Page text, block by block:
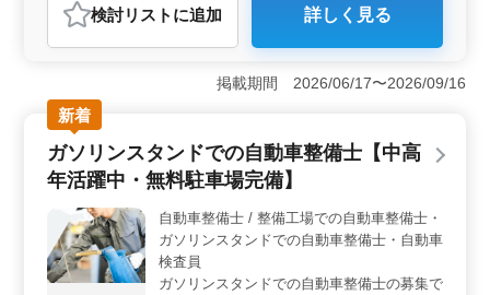
おすすめポイント
＜魅力１：シニア層が活躍できる環境＞ 長野県小諸市
加増に位置する自動車整備工場では、シニア層が積極的
に活躍しています。40代や50代以上の方も多数在籍し、
経験豊富な方々がチームを支えています。 ＜魅力
２：幅広い車両の整備が可能＞ 小型車から大型トラッ
クまで幅広い車両の整備を担当します。点検整備や車検
整備など様々な業務があり、経験を活かして多彩な作業
境＞ 残業が少なめで、土日休みの週休2日制を採用して
います。また、無料駐車場が完備されており、車通勤も
可能です。充実した福利厚生も整っており、安心して長
く働ける環境が整っています。
検討リスト に追加 詳しく見る
掲載期間 2026/06/17〜2026/09/16
新着
ガソリンスタンドでの自動車整備士【中高
年活躍中・無料駐車場完備】
自動車整備士 / 整備工場での自動車整備士・
ガソリンスタンドでの自動車整備士・自動車
検査員
ガソリンスタンドでの自動車整備士の募集で